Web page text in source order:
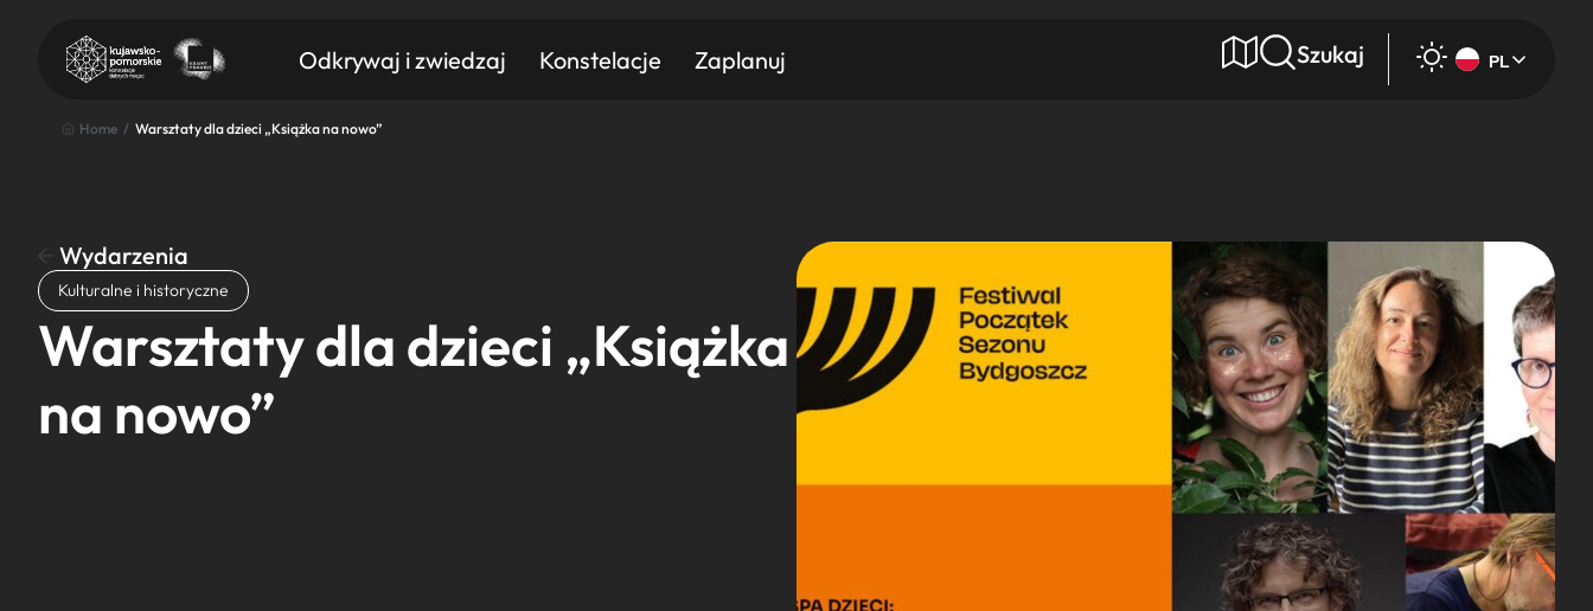
Odkrywaj i zwiedzaj Konstelacje Zaplanuj Szukaj PL
Znajdź atrakcję
Nazwa atrakcji Kategoria Wyszukaj
Home / Warsztaty dla dzieci „Książka na nowo”
Wydarzenia
Kulturalne i historyczne
Warsztaty dla dzieci „Książka
na nowo”